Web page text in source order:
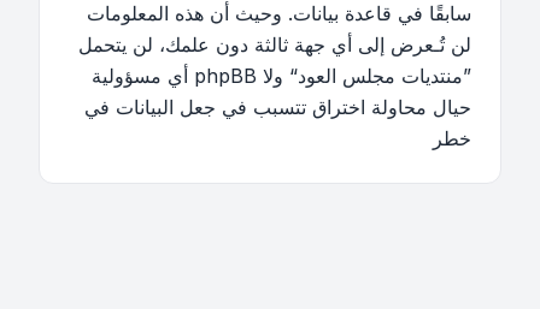
سابقًا في قاعدة بيانات. وحيث أن هذه المعلومات
لن تُـعرض إلى أي جهة ثالثة دون علمك، لن يتحمل
”منتديات مجلس العود“ ولا phpBB أي مسؤولية
حيال محاولة اختراق تتسبب في جعل البيانات في
خطر